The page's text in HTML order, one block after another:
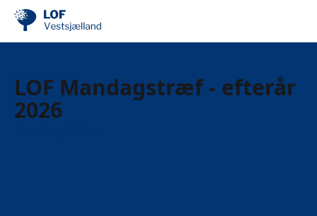
LOF Mandagstræf - efterår
2026